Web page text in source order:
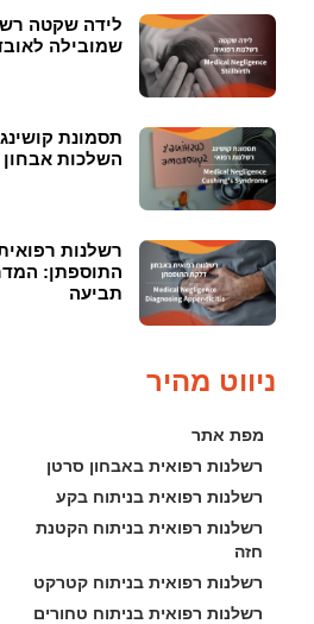
לידה שקטה
שמובילה
תסמונת
השלכות אבחון
רשלנות
התוספתן:
תביעה
ניווט מהיר
מפת אתר
רשלנות רפואית באבחון סרטן
רשלנות רפואית בניתוח בקע
רשלנות רפואית בניתוח הקטנת
חזה
רשלנות רפואית בניתוח קטרקט
רשלנות רפואית בניתוח טחורים